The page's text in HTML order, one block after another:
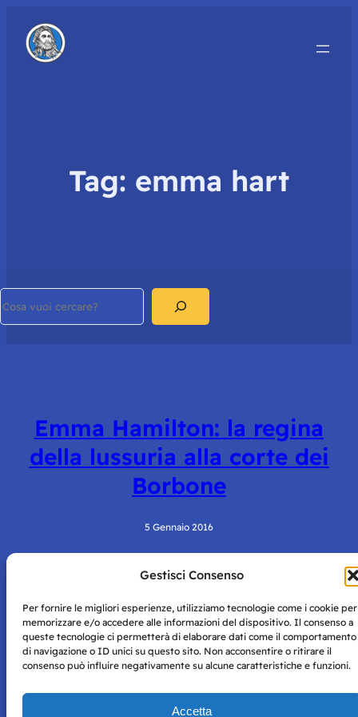
Gestisci Consenso
Per fornire le migliori esperienze, utilizziamo tecnologie come i cookie per
memorizzare e/o accedere alle informazioni del dispositivo. Il consenso a
queste tecnologie ci permetterà di elaborare dati come il comportamento
di navigazione o ID unici su questo sito. Non acconsentire o ritirare il
consenso può influire negativamente su alcune caratteristiche e funzioni.
Accetta
Tag: emma hart
Emma Hamilton: la regina
della lussuria alla corte dei
Borbone
5 Gennaio 2016
Napoli con autorizzazione numero 38 del 25/9/2019.
Tutte le immagini e i contenuti su questo sito sono forniti